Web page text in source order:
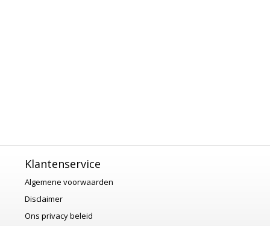
Klantenservice
Algemene voorwaarden
Disclaimer
Ons privacy beleid